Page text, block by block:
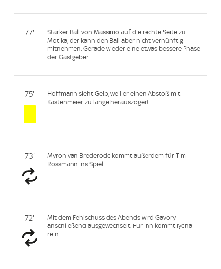
77'
Starker Ball von Massimo auf die rechte Seite zu
Motika, der kann den Ball aber nicht vernünftig
mitnehmen. Gerade wieder eine etwas bessere Phase
der Gastgeber.
75'
Hoffmann sieht Gelb, weil er einen Abstoß mit
Kastenmeier zu lange herauszögert.
73'
Myron van Brederode kommt außerdem für Tim
Rossmann ins Spiel.
72'
Mit dem Fehlschuss des Abends wird Gavory
anschließend ausgewechselt. Für ihn kommt Iyoha
rein.